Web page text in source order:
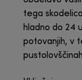
tega
hladno do 24
potovanjih, v